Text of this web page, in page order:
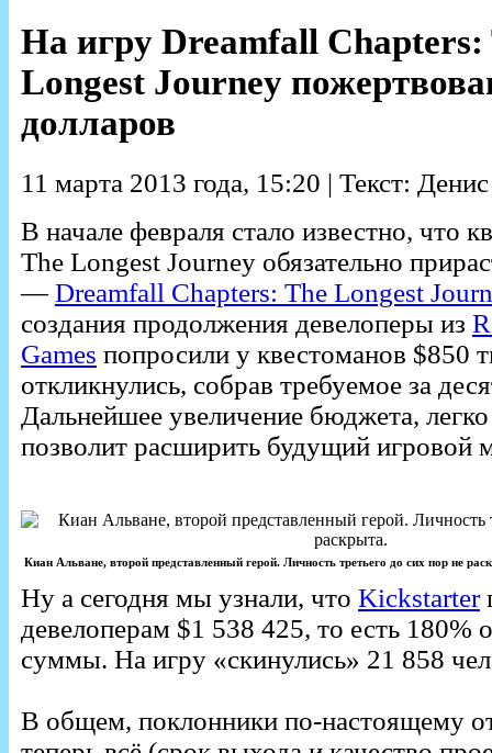
На игру Dreamfall Chapters:
Longest Journey
долларов
11 марта 2013 года, 15:20 | Текст:
В начале февраля стало известно, что
The Longest Journey обязательно
—Dreamfall Chapters: The Longest
создания продолжения девелоперы из
Games попросили у квестоманов $850
откликнулись, собрав требуемое за
Дальнейшее увеличение бюджета, легко
позволит расширить будущий игровой
Киан Альване, второй представленный герой. Личность третьего до сих пор не
Ну а сегодня мы узнали, что Kickstarter
девелоперам $1 538 425, то есть 180%
суммы. На игру «скинулись» 21 858
В общем, поклонники по-настоящему